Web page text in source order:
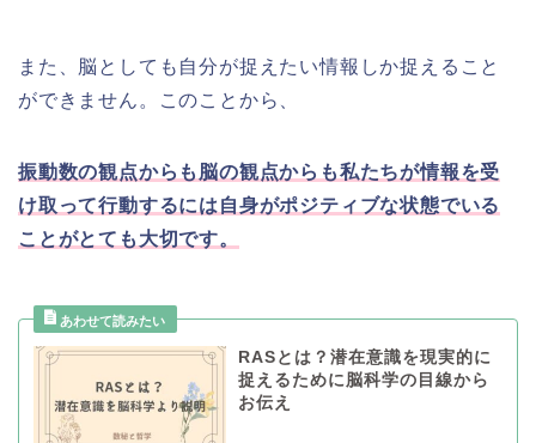
また、脳としても自分が捉えたい情報しか捉えること
ができません。このことから、
振動数の観点からも脳の観点からも私たちが情報を受
け取って行動するには自身がポジティブな状態でいる
ことがとても大切です。
RASとは？潜在意識を現実的に
捉えるために脳科学の目線から
お伝え